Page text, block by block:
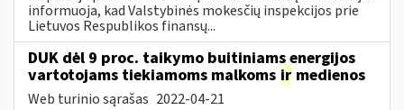
informuoja, kad Valstybinės mokesčių inspekcijos prie
Lietuvos Respublikos finansų...
DUK dėl 9 proc. taikymo buitiniams energijos
vartotojams tiekiamoms malkoms ir medienos
Web turinio sąrašas 2022-04-21